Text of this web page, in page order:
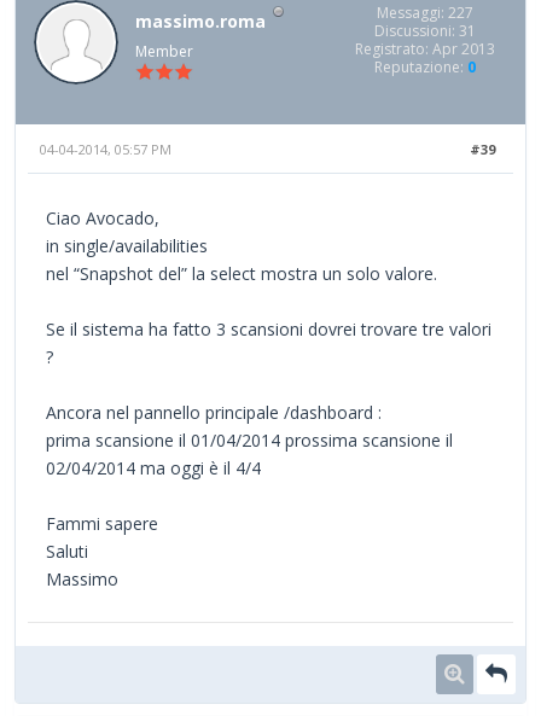
massimo.roma
Member
Messaggi: 227
Discussioni: 31
Registrato: Apr 2013
Reputazione: 0
#39
04-04-2014, 05:57 PM
Ciao Avocado,
in single/availabilities
nel “Snapshot del” la select mostra un solo valore.
Se il sistema ha fatto 3 scansioni dovrei trovare tre valori
?
Ancora nel pannello principale /dashboard :
prima scansione il 01/04/2014 prossima scansione il
02/04/2014 ma oggi è il 4/4
Fammi sapere
Saluti
Massimo